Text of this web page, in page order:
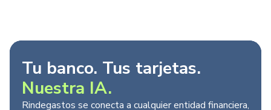
Tu banco. Tus tarjetas.
Nuestra IA.
Rindegastos se conecta a cualquier entidad financiera,